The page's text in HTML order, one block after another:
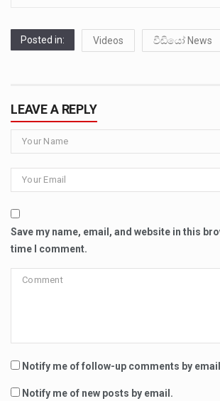
Posted in: Videos වීඩියෝ News
LEAVE A REPLY
Save my name, email, and website in this
time I comment.
Notify me of follow-up comments by
Notify me of new posts by email.